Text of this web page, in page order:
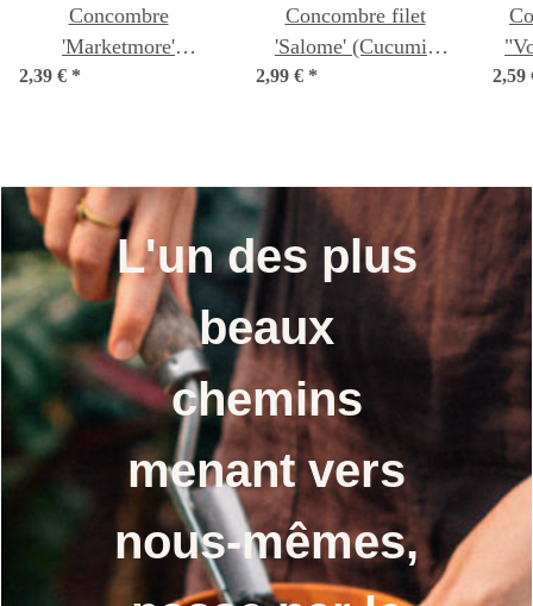
Concombre
'Marketmore'
(Cucumis sativus)
2,39 € *
Concombre filet
'Salome' (Cucumis
sativus) semences bio
2,99 € * 2,59
L'un des plus
beaux
chemins
menant vers
nous-mêmes,